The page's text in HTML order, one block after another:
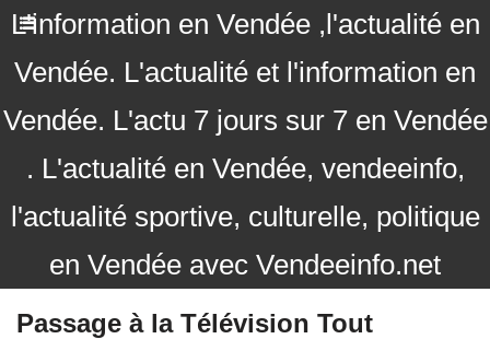
L'information en Vendée ,l'actualité en
Vendée. L'actualité et l'information en
Vendée. L'actu 7 jours sur 7 en Vendée
. L'actualité en Vendée, vendeeinfo,
l'actualité sportive, culturelle, politique
en Vendée avec Vendeeinfo.net
Passage à la Télévision Tout